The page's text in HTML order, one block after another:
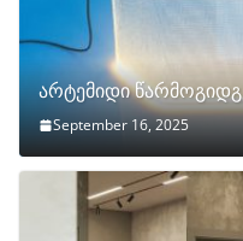
არტემიდი
September 16, 2025